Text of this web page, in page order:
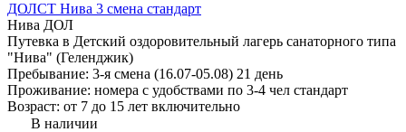
ДОЛСТ Нива 3 смена стандарт
Нива ДОЛ
Путевка в Детский оздоровительный лагерь санаторного типа
"Нива" (Геленджик)
Пребывание: 3-я смена (16.07-05.08) 21 день
Проживание: номера с удобствами по 3-4 чел стандарт
Возраст: от 7 до 15 лет включительно
В наличии